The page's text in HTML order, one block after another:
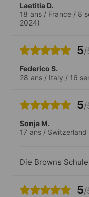
motivés et à
proposition.
moments ils
Laetitia D.
18 ans / France / 8
2024)
5/
Federico S.
28 ans / Italy / 16
5/
Sonja M.
17 ans / Switzerland
Die Browns
freundlich und 5/